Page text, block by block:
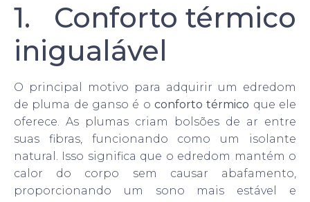
1. Conforto térmico
inigualável
O principal motivo para adquirir um edredom
de pluma de ganso é o conforto térmico que ele
oferece. As plumas criam bolsões de ar entre
suas fibras, funcionando como um isolante
natural. Isso significa que o edredom mantém o
calor do corpo sem causar abafamento,
proporcionando um sono mais estável e